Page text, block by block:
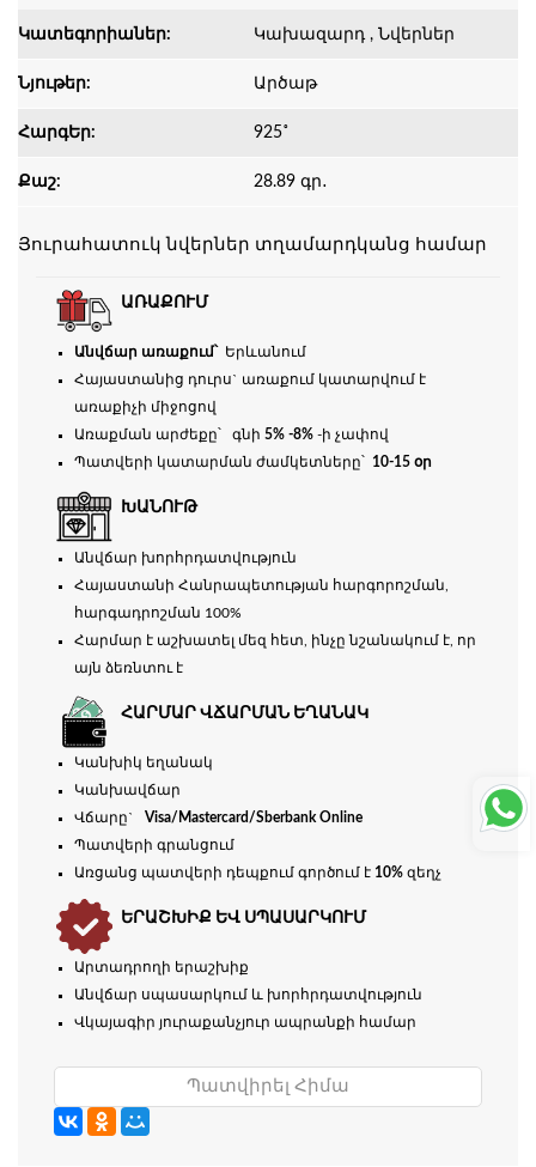
Կատեգորիաներ: Կախազարդ , Նվերներ
Նյութեր: Արծաթ
ՀարգԵր: 925˚
Քաշ: 28.89 գր․
Յուրահատուկ նվերներ տղամարդկանց համար
ԱՌԱՔՈՒՄ
Անվճար առաքում՝
Երևանում
Հայաստանից դուրս` առաքում կատարվում է
առաքիչի միջոցով
Առաքման արժեքը՝ գնի5% -8% -ի չափով
Պատվերի կատարման ժամկետները՝ 10-15 օր
ԽԱՆՈՒԹ
Անվճար խորհրդատվություն
Հայաստանի Հանրապետության հարգորոշման,
հարգադրոշման 100%
Հարմար է աշխատել մեզ հետ, ինչը նշանակում է, որ
այն ձեռնտու է
ՀԱՐՄԱՐ ՎՃԱՐՄԱՆ ԵՂԱՆԱԿ
Կանխիկ եղանակ
Կանխավճար
Վճարը`Visa/Mastercard/Sberbank Online
Պատվերի գրանցում
Առցանց պատվերի դեպքում գործում է 10% զեղչ
ԵՐԱՇԽԻՔ ԵՎ ՍՊԱՍԱՐԿՈՒՄ
Արտադրողի երաշխիք
Անվճար սպասարկում և խորհրդատվություն
Վկայագիր յուրաքանչյուր ապրանքի համար
Պատվիրել Հիմա